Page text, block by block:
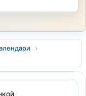
›